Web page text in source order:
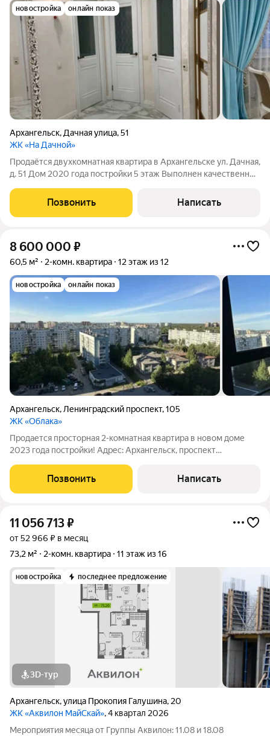
новостройка онлайн показ
Архангельск, Дачная улица,51
ЖК «На Дачной»
Продаётся двухкомнатная квартира в Архангельске ул. Дачная,
д. 51 Дом 2020 года постройки 5 этаж Выполнен качественный
полноценную 2-комнатную квартиру Остаётся практически
вся мебель и бытовая
Позвонить Написать
8 600 000 ₽
60,5 м² 2-комн. квартира 12 этаж из 12
новостройка онлайн показ
Архангельск, Ленинградский проспект,105
ЖК «Облака»
Продается просторная 2-комнатная квартира в новом доме
2023 года постройки! Адрес: Архангельск, проспект
современного жилого дома. Отличный вариант для тех, кто
хочет выполнить финишную отделку
Позвонить Написать
11 056 713₽
от 52 966 ₽ в месяц
73,2 м²
2-комн. квартира 11 этаж из 16
новостройка последнее предложение
3D-тур
Архангельск,улица Прокопия Галушина, 20
ЖК «Аквилон МайСкай», 4 квартал 2026
Мероприятия месяца от Группы Аквилон: 11.08 и 18.08